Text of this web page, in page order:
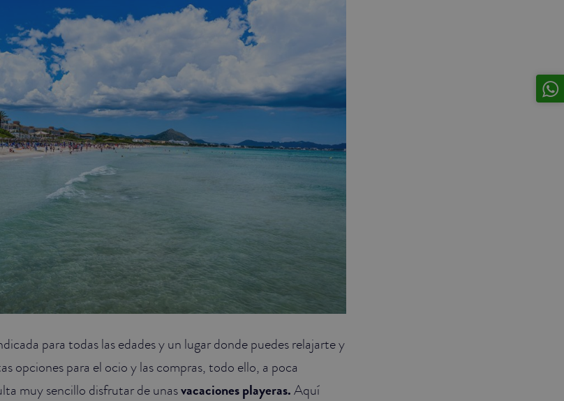
para todas las edades y un lugar donde puedes relajarte y
opciones para el ocio y las compras, todo ello, a poca
muy sencillo disfrutar de unasvacaciones playeras.Aquí